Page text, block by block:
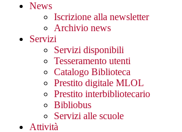
News
Iscrizione alla newsletter
Archivio news
Servizi
Servizi disponibili
Tesseramento utenti
Catalogo Biblioteca
Prestito digitale MLOL
Prestito interbibliotecario
Bibliobus
Servizi alle scuole
Attività